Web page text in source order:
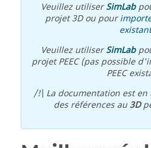
Veuillez utiliserSimLab
projet 3D ou pour
existant
Veuillez utiliserSimLab
projet PEEC (pas possible
PEEC
/!\ La documentation est en
des références au3D